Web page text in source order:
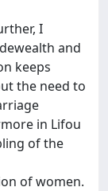
I
and
keeps
the need to
in Lifou
of the
of women.